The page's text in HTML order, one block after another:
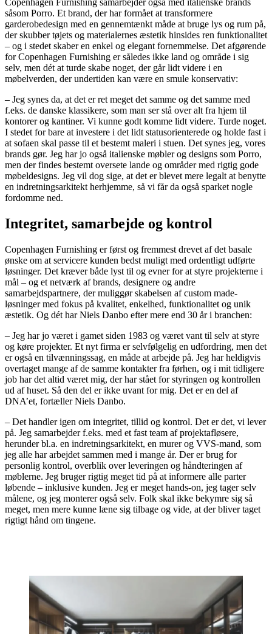
Copenhagen Furnishing samarbejder også med italienske brands
såsom Porro. Et brand, der har formået at transformere
garderobedesign med en gennemtænkt måde at bruge lys og rum på,
der skubber tøjets og materialernes æstetik hinsides ren funktionalitet
– og i stedet skaber en enkel og elegant fornemmelse. Det afgørende
for Copenhagen Furnishing er således ikke land og område i sig
selv, men dét at turde skabe noget, der går lidt videre i en
møbelverden, der undertiden kan være en smule konservativ:
– Jeg synes da, at det er ret meget det samme og det samme med
f.eks. de danske klassikere, som man ser stå over alt fra hjem til
kontorer og kantiner. Vi kunne godt komme lidt videre. Turde noget.
I stedet for bare at investere i det lidt statusorienterede og holde fast i
at sofaen skal passe til et bestemt maleri i stuen. Det synes jeg, vores
brands gør. Jeg har jo også italienske møbler og designs som Porro,
men der findes bestemt oversete lande og områder med rigtig gode
møbeldesigns. Jeg vil dog sige, at det er blevet mere legalt at benytte
en indretningsarkitekt herhjemme, så vi får da også sparket nogle
fordomme ned.
Integritet, samarbejde og kontrol
Copenhagen Furnishing er først og fremmest drevet af det basale
ønske om at servicere kunden bedst muligt med ordentligt udførte
løsninger. Det kræver både lyst til og evner for at styre projekterne i
mål – og et netværk af brands, designere og andre
samarbejdspartnere, der muliggør skabelsen af custom made-
løsninger med fokus på kvalitet, enkelhed, funktionalitet og unik
æstetik. Og dét har Niels Danbo efter mere end 30 år i branchen:
– Jeg har jo været i gamet siden 1983 og været vant til selv at styre
og køre projekter. Et nyt firma er selvfølgelig en udfordring, men det
er også en tilvænningssag, en måde at arbejde på. Jeg har heldigvis
overtaget mange af de samme kontakter fra førhen, og i mit tidligere
job har det altid været mig, der har stået for styringen og kontrollen
ud af huset. Så den del er ikke uvant for mig. Det er en del af
DNA’et, fortæller Niels Danbo.
– Det handler igen om integritet, tillid og kontrol. Det er det, vi lever
på. Jeg samarbejder f.eks. med et fast team af projektafløsere,
herunder bl.a. en indretningsarkitekt, en murer og VVS-mand, som
jeg alle har arbejdet sammen med i mange år. Der er brug for
personlig kontrol, overblik over leveringen og håndteringen af
møblerne. Jeg bruger rigtig meget tid på at informere alle parter
løbende – inklusive kunden. Jeg er meget hands-on, jeg tager selv
målene, og jeg monterer også selv. Folk skal ikke bekymre sig så
meget, men mere kunne læne sig tilbage og vide, at der bliver taget
rigtigt hånd om tingene.